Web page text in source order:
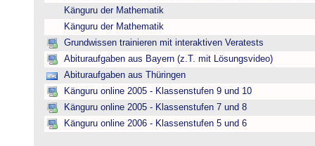
Känguru der Mathematik
Känguru der Mathematik
Grundwissen trainieren mit interaktiven Veratests
Abituraufgaben aus Bayern (z.T. mit Lösungsvideo)
Abituraufgaben aus Thüringen
Känguru online 2005 - Klassenstufen 9 und 10
Känguru online 2005 - Klassenstufen 7 und 8
Känguru online 2006 - Klassenstufen 5 und 6